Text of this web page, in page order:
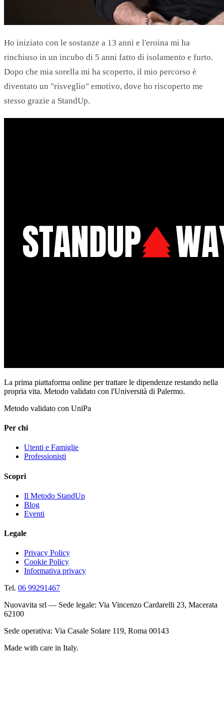
Ho iniziato con le sostanze a 13 anni e l'eroina mi ha
rinchiuso in un incubo di 5 anni fatto di isolamento e furto.
Dopo che mia sorella mi ha scoperto, il mio percorso è
diventato un "risveglio" emotivo, dove ho riscoperto me
stesso grazie a StandUp.
La prima piattaforma online per trattare le dipendenze restando nella
propria vita. Metodo validato con l'Università di Palermo.
Metodo validato con UniPa
Per chi
Utenti e Famiglie
Professionisti
Scopri
Il Metodo StandUp
Blog
Eventi
Legale
Privacy Policy
Cookie Policy
Informativa privacy
Tel. 06 99291467
Nuovavita srl — Sede legale: Via Vincenzo Cardarelli 23, Macerata
62100
Sede operativa: Via Casale Solare 119, Roma 00143
Made with care in Italy.